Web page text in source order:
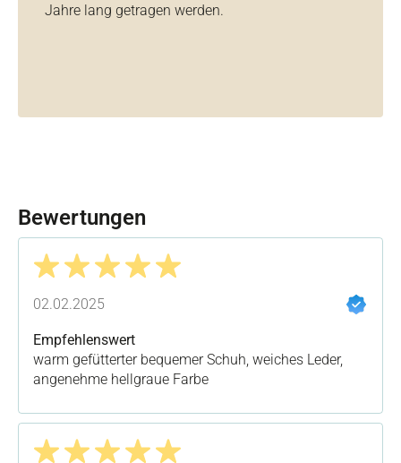
Jahre lang getragen werden.
Bewertungen
02.02.2025
Empfehlenswert
warm gefütterter bequemer Schuh, weiches Leder,
angenehme hellgraue Farbe